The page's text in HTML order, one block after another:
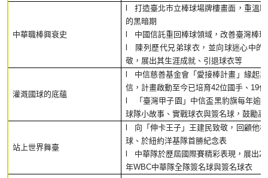
中華職棒興衰史
l 打造臺北市立棒球場牌樓畫面，重溫
的黑暗期
l 中國信託重回棒球領域，改善臺灣棒
l 陳列歷代兄弟球衣，並向球迷心中的
敬， 展出其生涯成就、引退球衣等
灌溉國球的底蘊
l 中信慈善基金會「愛接棒計畫」緣起
信，計畫啟動至今已培育42位國手、19
l 「臺灣甲子園」中信盃黑豹旗每年逾
球隊小故事、實戰球衣與簽名球， 鼓勵高
站上世界舞臺
l 向「伸卡王子」王建民致敬，回顧他
球、於紐約洋基隊首勝紀念表
l 中華隊於歷屆國際賽精彩表現，展出
年WBC中華隊全隊簽名球與簽名球衣